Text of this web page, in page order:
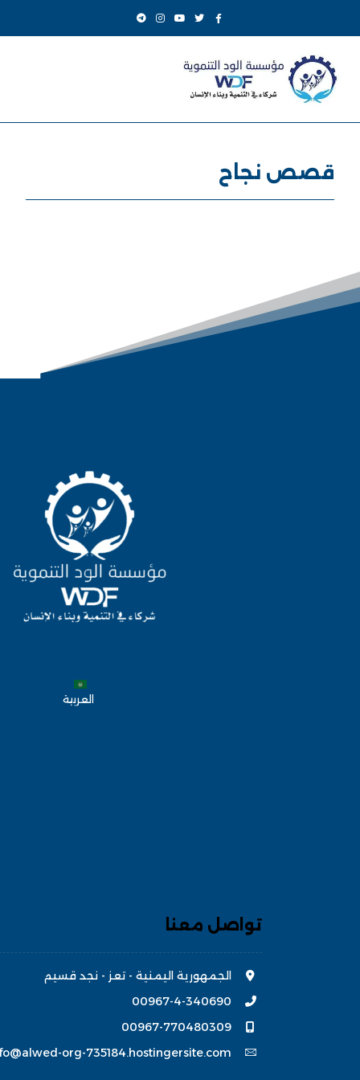
قصص نجاح
العربية
تواصل معنا
الجمهورية اليمنية - تعز - نجد قسيم
00967-4-340690
00967-770480309
org-735184.hostingersite.com